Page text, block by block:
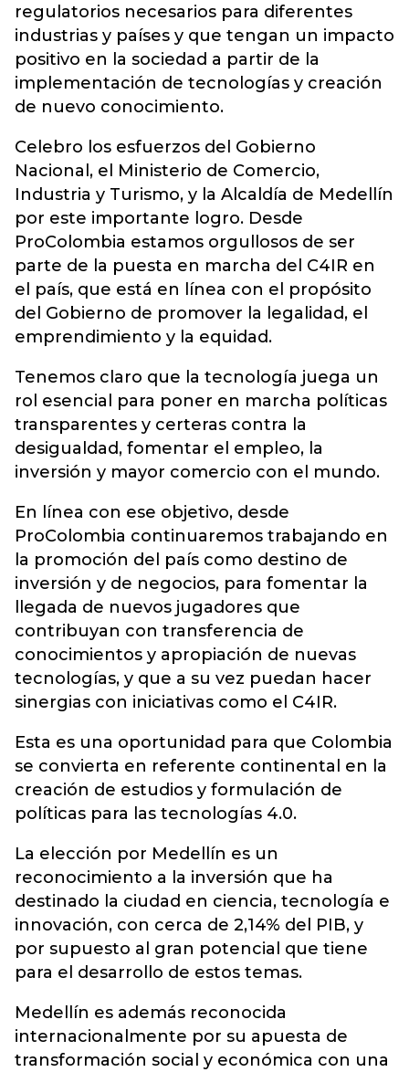
regulatorios necesarios para diferentes
industrias y países y que tengan un impacto
positivo en la sociedad a partir de la
implementación de tecnologías y creación
de nuevo conocimiento.
Celebro los esfuerzos del Gobierno
Nacional, el Ministerio de Comercio,
Industria y Turismo, y la Alcaldía de Medellín
por este importante logro. Desde
ProColombia estamos orgullosos de ser
parte de la puesta en marcha del C4IR en
el país, que está en línea con el propósito
del Gobierno de promover la legalidad, el
emprendimiento y la equidad.
Tenemos claro que la tecnología juega un
rol esencial para poner en marcha políticas
transparentes y certeras contra la
desigualdad, fomentar el empleo, la
inversión y mayor comercio con el mundo.
En línea con ese objetivo, desde
ProColombia continuaremos trabajando en
la promoción del país como destino de
inversión y de negocios, para fomentar la
llegada de nuevos jugadores que
contribuyan con transferencia de
conocimientos y apropiación de nuevas
tecnologías, y que a su vez puedan hacer
sinergias con iniciativas como el C4IR.
Esta es una oportunidad para que Colombia
se convierta en referente continental en la
creación de estudios y formulación de
políticas para las tecnologías 4.0.
La elección por Medellín es un
reconocimiento a la inversión que ha
destinado la ciudad en ciencia, tecnología e
innovación, con cerca de 2,14% del PIB, y
por supuesto al gran potencial que tiene
para el desarrollo de estos temas.
Medellín es además reconocida
internacionalmente por su apuesta de
transformación social y económica con una